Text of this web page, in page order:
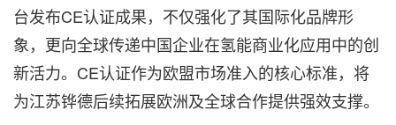
台发布CE认证成果，不仅强化了其国际化品牌形
象，更向全球传递中国企业在氢能商业化应用中的创
新活力。CE认证作为欧盟市场准入的核心标准，将
为江苏铧德后续拓展欧洲及全球合作提供强效支撑。